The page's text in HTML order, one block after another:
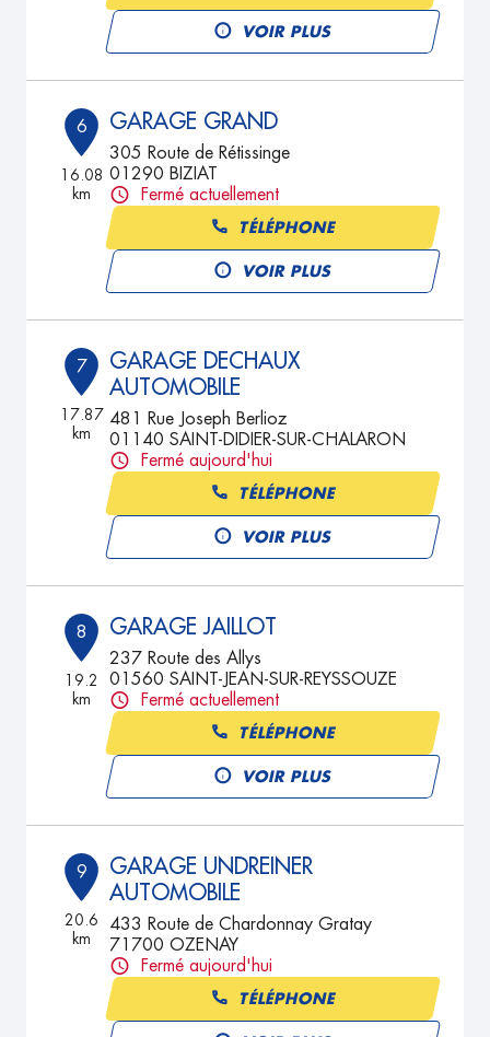
VOIR PLUS
6
16.08
km
GARAGE GRAND
305 Route de Rétissinge
01290 BIZIAT
Fermé actuellement
TÉLÉPHONE
VOIR PLUS
7
17.87
km
GARAGE DECHAUX
AUTOMOBILE
481 Rue Joseph Berlioz
01140 SAINT-DIDIER-SUR-CHALARON
Fermé aujourd'hui
TÉLÉPHONE
VOIR PLUS
8
19.2
km
GARAGE JAILLOT
237 Route des Allys
01560 SAINT-JEAN-SUR-REYSSOUZE
Fermé actuellement
TÉLÉPHONE
VOIR PLUS
9
20.6
km
GARAGE UNDREINER
AUTOMOBILE
433 Route de Chardonnay Gratay
71700 OZENAY
Fermé aujourd'hui
TÉLÉPHONE